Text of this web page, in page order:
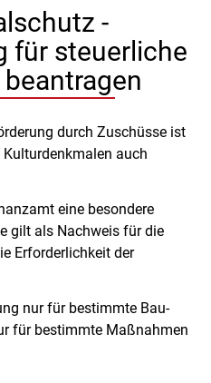
-
für steuerliche
durch Zuschüsse ist
auch
eine besondere
gilt als Nachweis für die
Erforderlichkeit der
nur für bestimmte Bau-
für bestimmte Maßnahmen